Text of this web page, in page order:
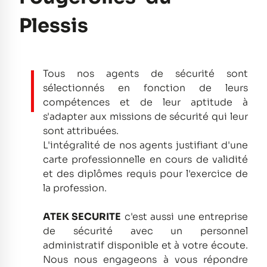
Plessis
Tous nos agents de sécurité sont
sélectionnés en fonction de leurs
compétences et de leur aptitude à
s'adapter aux missions de sécurité qui leur
sont attribuées.
L'intégralité de nos agents justifiant d'une
carte professionnelle en cours de validité
et des diplômes requis pour l'exercice de
la profession.
ATEK SECURITE c'est aussi une entreprise
de sécurité avec un personnel
administratif disponible et à votre écoute.
Nous nous engageons à vous répondre